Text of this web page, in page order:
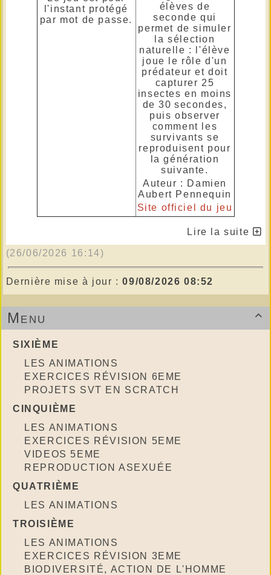

Menu
SIXIÈME
LES ANIMATIONS
EXERCICES RÉVISION 6EME
PROJETS SVT EN SCRATCH
CINQUIÈME
LES ANIMATIONS
EXERCICES RÉVISION 5EME
VIDEOS 5EME
REPRODUCTION ASEXUÉE
QUATRIÈME
LES ANIMATIONS
TROISIÈME
LES ANIMATIONS
EXERCICES RÉVISION 3EME
BIODIVERSITÉ, ACTION DE L'HOMME
l'instant protégé
par mot de passe.
élèves de
seconde qui
permet de simuler
la sélection
naturelle : l'élève
joue le rôle d'un
prédateur et doit
capturer 25
insectes en moins
de 30 secondes,
puis observer
comment les
survivants se
reproduisent pour
la génération
suivante.
Auteur : Damien
Aubert Pennequin
Site officiel du jeu
Lire la suite
(26/06/2026 16:14)
Dernière mise à jour :09/08/2026 08:52